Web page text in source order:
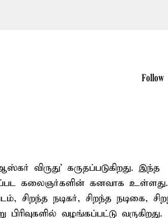
Follow
விருது’ கருதப்படுகிறது. இந்த
கலைஞர்களின் கனவாக
சிறந்த நடிகர், சிறந்த நடிகை,
வழங்கப்பட்டு வருகிறது.